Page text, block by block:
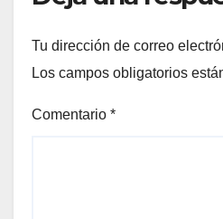
Tu dirección de correo
Los campos obligatorios
Comentario *